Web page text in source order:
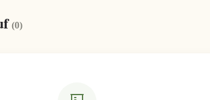
(0)